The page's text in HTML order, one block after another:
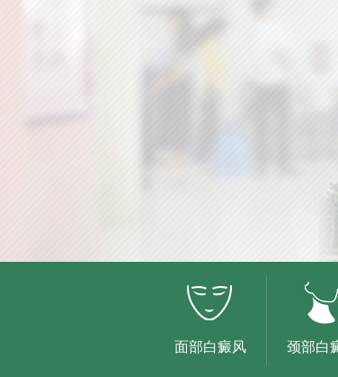
面部白癜风 颈部白